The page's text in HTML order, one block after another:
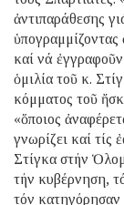
ἀντιπαράθεσης
ὑπογραμμίζοντας
καί νά
ὁμιλία τοῦ κ.
κόμματος τοῦ
«ὅποιος
γνωρίζει καί τίς
Στίγκα στήν
τήν κυβέρνηση,
τόν κατηγόρησαν